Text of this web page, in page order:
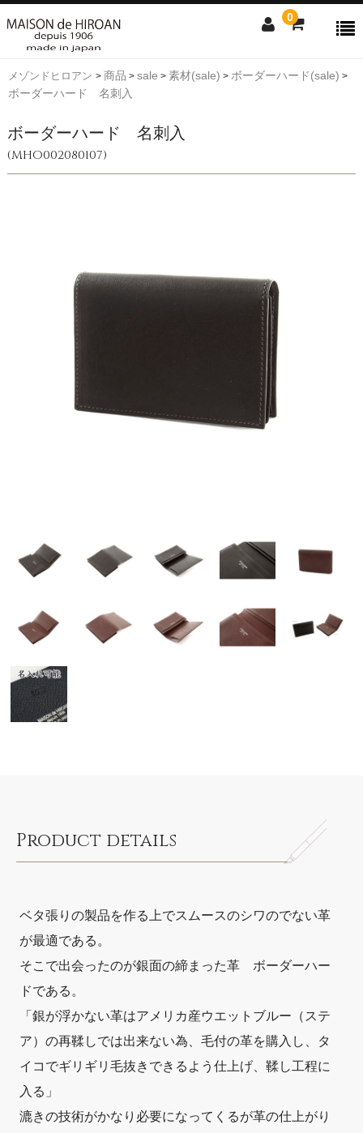
0
ONLINE SHOP
Shopping guide
メゾンドヒロアン > 商品 > sale > 素材(sale) > ボーダーハード(sale) >
ボーダーハード 名刺入
ボーダーハード 名刺入
(MHO002080107)
Product details
ベタ張りの製品を作る上でスムースのシワのでない革
が最適である。
そこで出会ったのが銀面の締まった革 ボーダーハー
ドである。
「銀が浮かない革はアメリカ産ウエットブルー（ステ
ア）の再鞣しでは出来ない為、毛付の革を購入し、タ
イコでギリギリ毛抜きできるよう仕上げ、鞣し工程に
入る」
漉きの技術がかなり必要になってくるが革の仕上がり